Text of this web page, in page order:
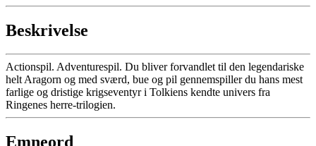
Beskrivelse
Actionspil. Adventurespil. Du bliver forvandlet til den legendariske
helt Aragorn og med sværd, bue og pil gennemspiller du hans mest
farlige og dristige krigseventyr i Tolkiens kendte univers fra
Ringenes herre-trilogien.
Emneord